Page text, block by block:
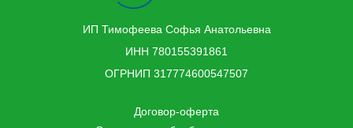
ИП Тимофеева Софья Анатольевна
ИНН 780155391861
ОГРНИП 317774600547507
Договор-оферта